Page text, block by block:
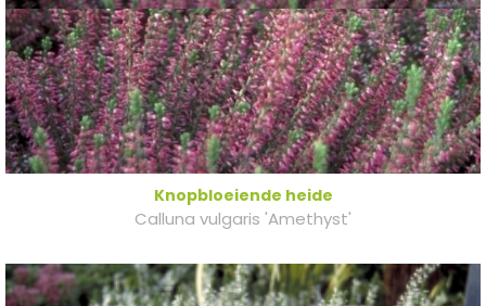
Knopbloeiende heide
Calluna vulgaris 'Amethyst'